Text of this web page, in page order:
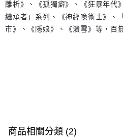
離析》、《孤獨癖》、《狂暴年代
繼承者」系列、《神經喚術士》、
市》、《隱娘》、《潰雪》等，百
商品相關分類 (2)